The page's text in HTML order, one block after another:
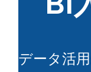
データ活